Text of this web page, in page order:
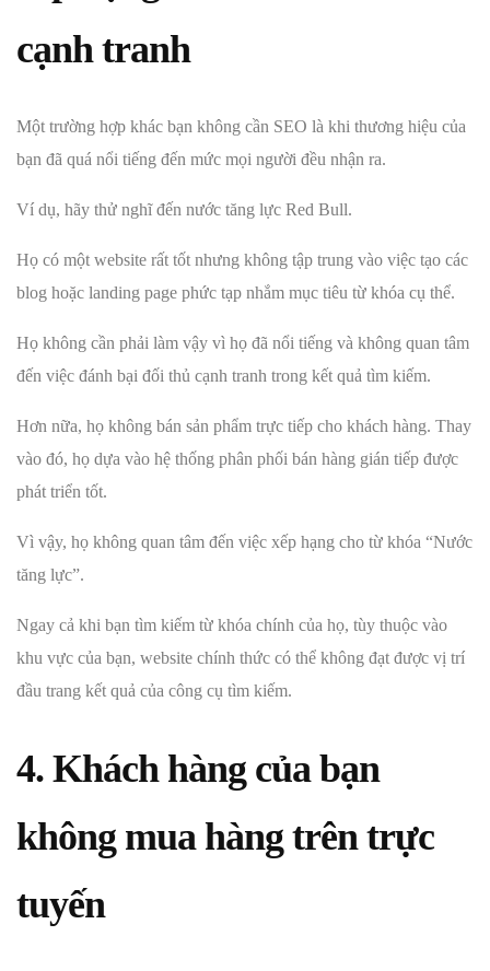
cạnh tranh
Một trường hợp khác bạn không cần SEO là khi thương hiệu của
bạn đã quá nổi tiếng đến mức mọi người đều nhận ra.
Ví dụ, hãy thử nghĩ đến nước tăng lực Red Bull.
Họ có một website rất tốt nhưng không tập trung vào việc tạo các
blog hoặc landing page phức tạp nhắm mục tiêu từ khóa cụ thể.
Họ không cần phải làm vậy vì họ đã nổi tiếng và không quan tâm
đến việc đánh bại đối thủ cạnh tranh trong kết quả tìm kiếm.
Hơn nữa, họ không bán sản phẩm trực tiếp cho khách hàng. Thay
vào đó, họ dựa vào hệ thống phân phối bán hàng gián tiếp được
phát triển tốt.
Vì vậy, họ không quan tâm đến việc xếp hạng cho từ khóa “Nước
tăng lực”.
Ngay cả khi bạn tìm kiếm từ khóa chính của họ, tùy thuộc vào
khu vực của bạn, website chính thức có thể không đạt được vị trí
đầu trang kết quả của công cụ tìm kiếm.
4. Khách hàng của bạn
không mua hàng trên trực
tuyến